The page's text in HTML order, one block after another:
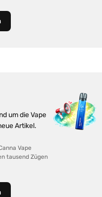
um die Vape
Artikel.
Vape
tausend Zügen